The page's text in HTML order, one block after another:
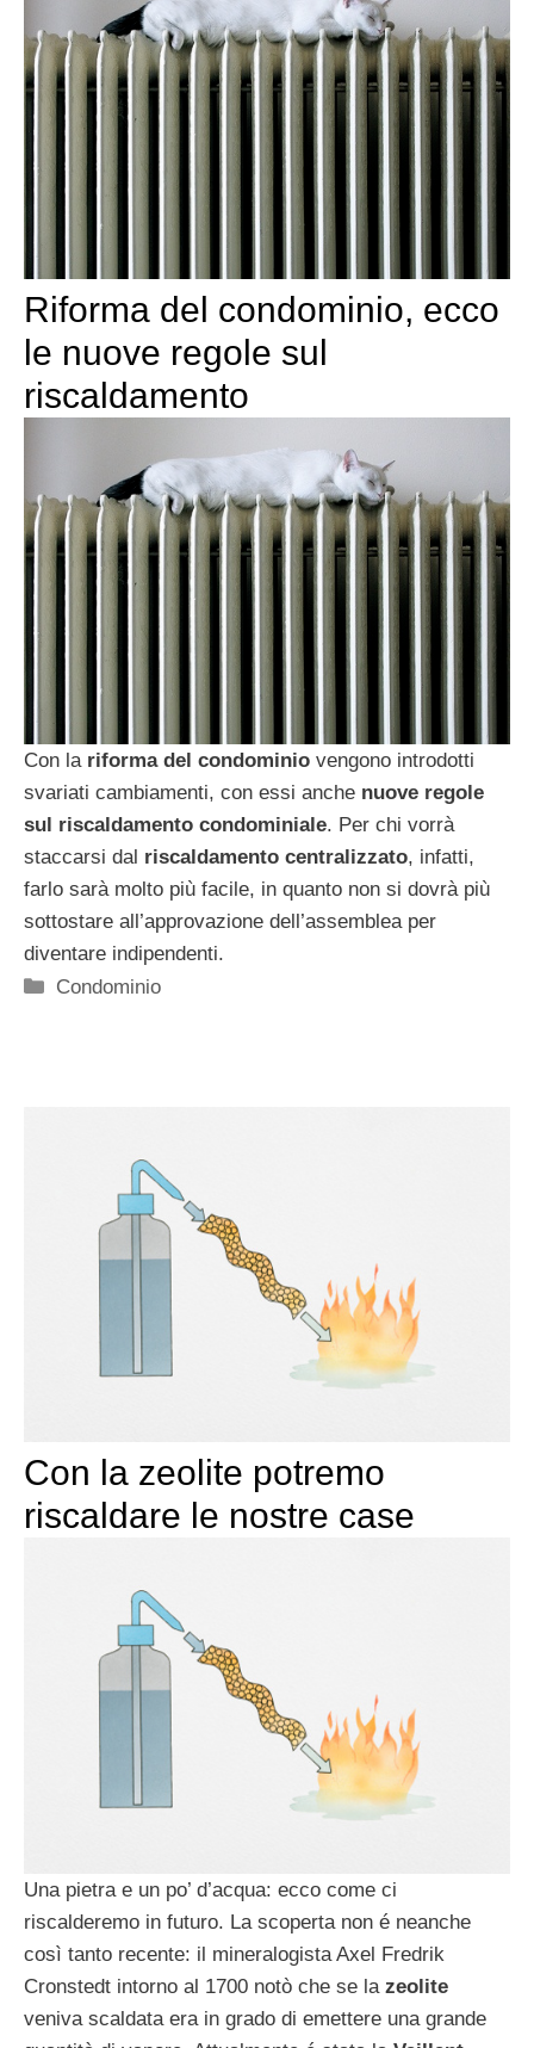
Riforma del condominio, ecco
le nuove regole sul
riscaldamento
Con la riforma del condominio vengono introdotti
svariati cambiamenti, con essi anche nuove regole
sul riscaldamento condominiale. Per chi vorrà
staccarsi dal riscaldamento centralizzato, infatti,
farlo sarà molto più facile, in quanto non si dovrà più
sottostare all’approvazione dell’assemblea per
diventare indipendenti.
Categorie
Condominio
Con la zeolite potremo
riscaldare le nostre case
Una pietra e un po’ d’acqua: ecco come ci
riscalderemo in futuro. La scoperta non é neanche
così tanto recente: il mineralogista Axel Fredrik
Cronstedt intorno al 1700 notò che se la zeolite
veniva scaldata era in grado di emettere una grande